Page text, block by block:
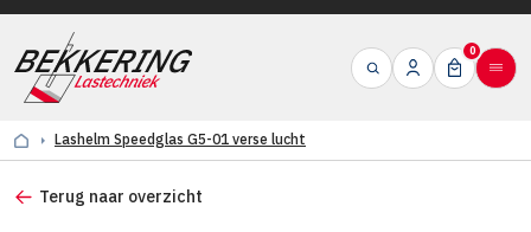
0
Lashelm Speedglas G5-01 verse lucht
Terug naar overzicht